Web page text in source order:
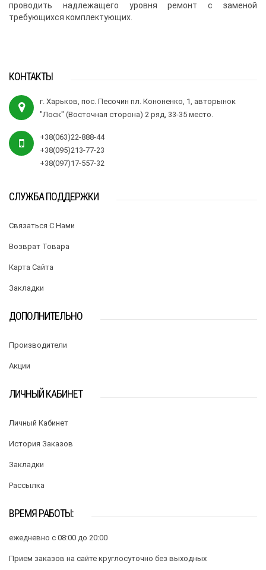
проводить надлежащего уровня ремонт с заменой
требующихся комплектующих.
КОНТАКТЫ
г. Харьков, пос. Песочин пл. Кононенко, 1, авторынок
"Лоск" (Восточная сторона) 2 ряд, 33-35 место.
+38(063)22-888-44
+38(095)213-77-23
+38(097)17-557-32
СЛУЖБА ПОДДЕРЖКИ
Связаться С Нами
Возврат Товара
Карта Сайта
Закладки
ДОПОЛНИТЕЛЬНО
Производители
Акции
ЛИЧНЫЙ КАБИНЕТ
Личный Кабинет
История Заказов
Закладки
Рассылка
ВРЕМЯ РАБОТЫ:
ежедневно с 08:00 до 20:00
Прием заказов на сайте круглосуточно без выходных